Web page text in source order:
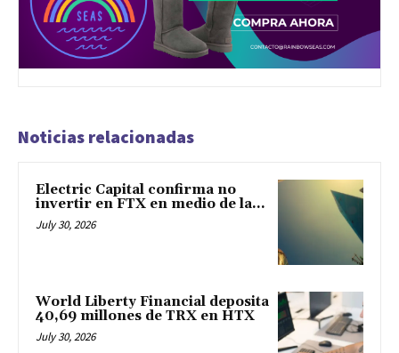
Noticias relacionadas
Electric Capital confirma no
invertir en FTX en medio de la...
July 30, 2026
World Liberty Financial deposita
40,69 millones de TRX en HTX
July 30, 2026